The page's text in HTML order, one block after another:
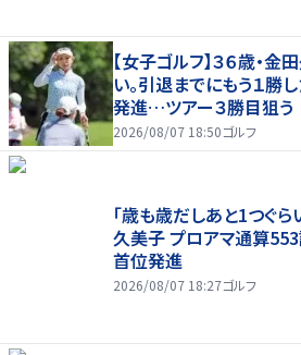
【女子ゴルフ】３６歳・
い。引退までにもう１勝
発進…ツアー３勝目狙う
2026/08/07 18:50ゴルフ
「歳も歳だしあと1つぐ
久美子 プロアマ通算
首位発進
2026/08/07 18:27ゴルフ